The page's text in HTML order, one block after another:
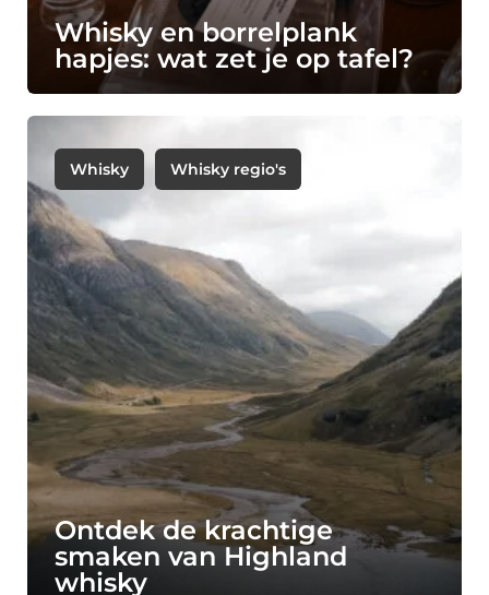
Whisky en borrelplank
hapjes: wat zet je op tafel?
Whisky Whisky regio's
Ontdek de krachtige
smaken van Highland
whisky